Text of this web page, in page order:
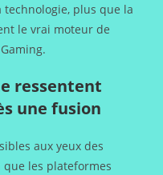
plus que la
le vrai moteur de
ressentent
une fusion
aux yeux des
les plateformes